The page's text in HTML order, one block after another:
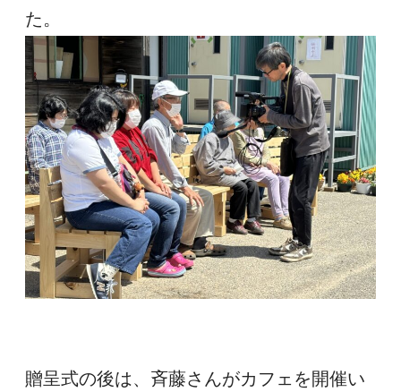
た。
贈呈式の後は、斉藤さんがカフェを開催い